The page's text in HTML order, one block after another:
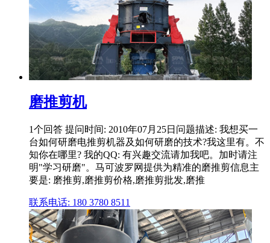
磨推剪机
1个回答 提问时间: 2010年07月25日问题描述: 我想买一
台如何研磨电推剪机器及如何研磨的技术?我这里有。不
知你在哪里? 我的QQ: 有兴趣交流请加我吧。加时请注
明"学习研磨"。马可波罗网提供为精准的磨推剪信息主
要是: 磨推剪,磨推剪价格,磨推剪批发,磨推
联系电话: 180 3780 8511